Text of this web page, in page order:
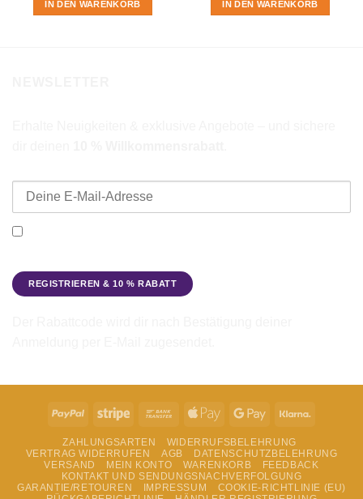
IN DEN WARENKORB IN DEN WARENKORB
PayPal Stripe
Bank
Apple
Google
ZAHLUNGSARTEN
WIDERRUFSBELEHRUNG
VERTRAG WIDERRUFEN
AGB
DATENSCHUTZBELEHRUNG
VERSAND
MEIN KONTO WARENKORB
FEEDBACK
KONTAKT UND SENDUNGSNACHVERFOLGUNG
GARANTIE/RETOUREN
IMPRESSUM
COOKIE-RICHTLINIE (EU)